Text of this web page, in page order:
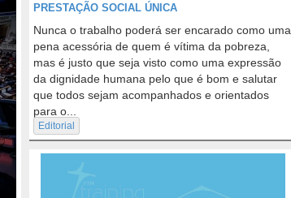
PRESTAÇÃO SOCIAL ÚNICA
Nunca o trabalho poderá ser encarado como uma
pena acessória de quem é vítima da pobreza,
mas é justo que seja visto como uma expressão
da dignidade humana pelo que é bom e salutar
que todos sejam acompanhados e orientados
para o...
Editorial